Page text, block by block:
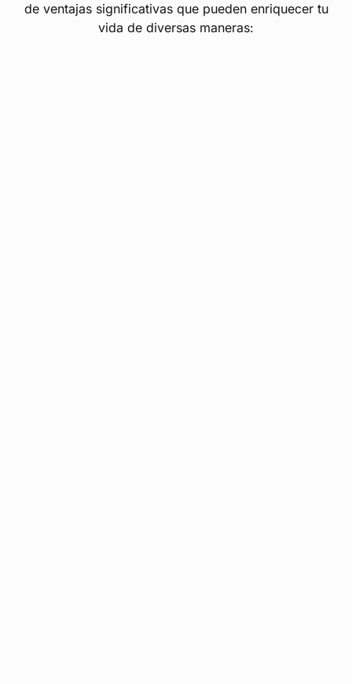
de ventajas significativas que pueden enriquecer tu
vida de diversas maneras: